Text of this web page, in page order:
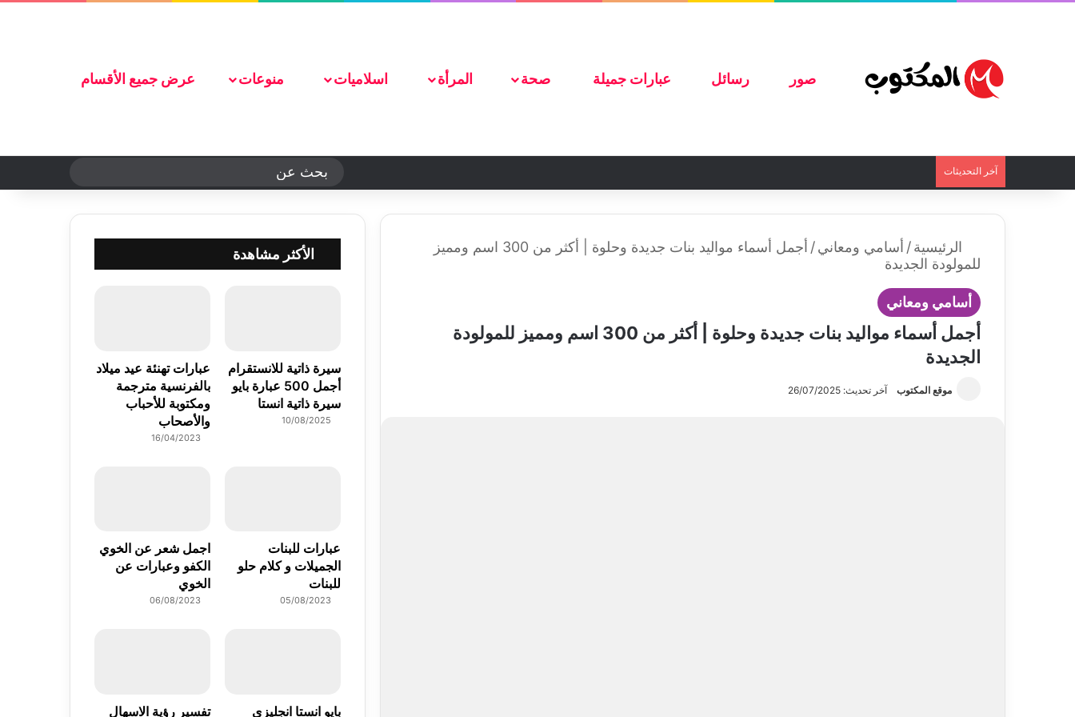
صور رسائل عبارات جميلة صحة المرأة اسلاميات منوعات عرض جميع الأقسام
آخر التحديثات الوضع المظلم
الرئيسية/ أسامي ومعاني/
أجمل أسماء مواليد بنات جديدة وحلوة | أكثر من 300 اسم ومميز
للمولودة الجديدة
أسامي ومعاني
أجمل أسماء مواليد بنات جديدة وحلوة | أكثر من 300 اسم ومميز للمولودة
الجديدة
موقع المكتوب آخر تحديث: 26/07/2025
الأكثر مشاهدة
سيرة ذاتية للانستقرام
أجمل 500 عبارة بايو
سيرة ذاتية انستا
10/08/2025
عبارات تهنئة عيد ميلاد
بالفرنسية مترجمة
ومكتوبة للأحباب
والأصحاب
16/04/2023
عبارات للبنات
الجميلات و كلام حلو
للبنات
05/08/2023
اجمل شعر عن الخوي
الكفو وعبارات عن
الخوي
06/08/2023
بايو انستا انجليزي تفسير رؤية الاسهال